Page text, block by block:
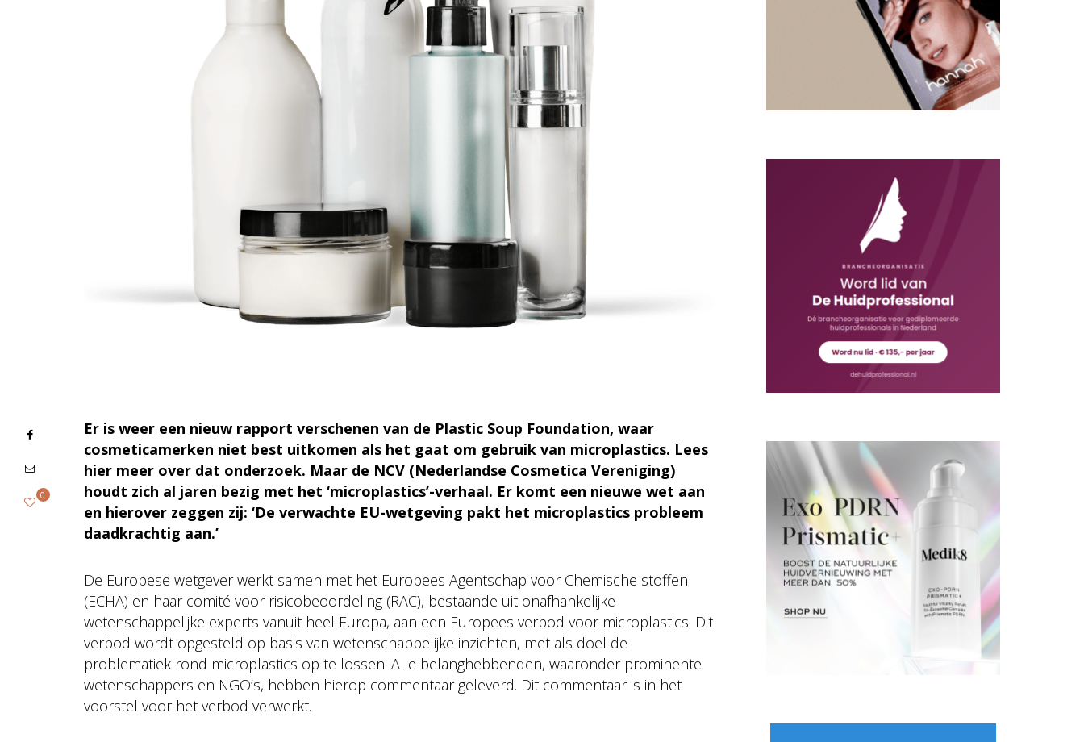
Er is weer een nieuw rapport verschenen van de Plastic Soup Foundation, waar
cosmeticamerken niet best uitkomen als het gaat om gebruik van microplastics. Lees
hier meer over dat onderzoek. Maar de NCV (Nederlandse Cosmetica Vereniging)
houdt zich al jaren bezig met het ‘microplastics’-verhaal. Er komt een nieuwe wet aan
en hierover zeggen zij: ‘De verwachte EU-wetgeving pakt het microplastics probleem
daadkrachtig aan.’
De Europese wetgever werkt samen met het Europees Agentschap voor Chemische stoffen
(ECHA) en haar comité voor risicobeoordeling (RAC), bestaande uit onafhankelijke
wetenschappelijke experts vanuit heel Europa, aan een Europees verbod voor microplastics. Dit
verbod wordt opgesteld op basis van wetenschappelijke inzichten, met als doel de
problematiek rond microplastics op te lossen. Alle belanghebbenden, waaronder prominente
wetenschappers en NGO’s, hebben hierop commentaar geleverd. Dit commentaar is in het
voorstel voor het verbod verwerkt.
0